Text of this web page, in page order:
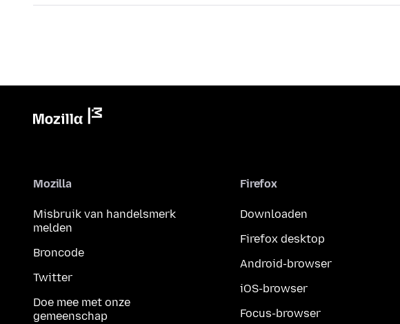
Mozilla
Misbruik van handelsmerk
melden
Broncode
Twitter
Doe mee met onze
gemeenschap
Firefox
Downloaden
Firefox desktop
Android-browser
iOS-browser
Focus-browser